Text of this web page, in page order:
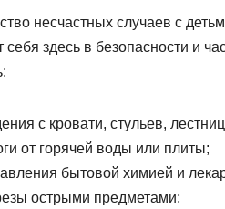
несчастных случаев с
себя здесь в безопасности и
с кровати, стульев,
от горячей воды или плиты;
бытовой химией и
острыми предметами;